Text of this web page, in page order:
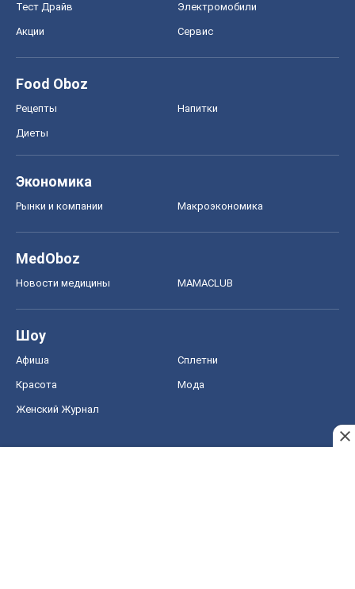
Тест Драйв Электромобили
Акции Сервис
Food Oboz
Рецепты Напитки
Диеты
Экономика
Рынки и компании Mакроэкономика
MedOboz
Новости медицины MAMACLUB
Шоу
Афиша Сплетни
Красота Мода
Женский Журнал